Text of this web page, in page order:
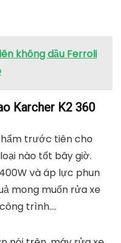
không dầu Ferroli
Karcher K2 360
trước tiên cho
nào tốt bây giờ.
và áp lực phun
mong muốn rửa xe
trình….